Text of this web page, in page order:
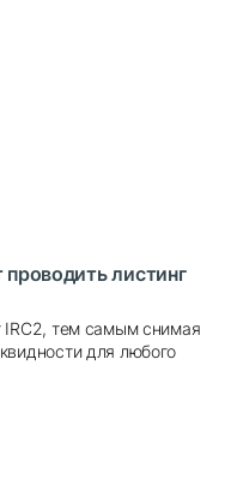
листинг
IRC2, тем самым снимая
для любого